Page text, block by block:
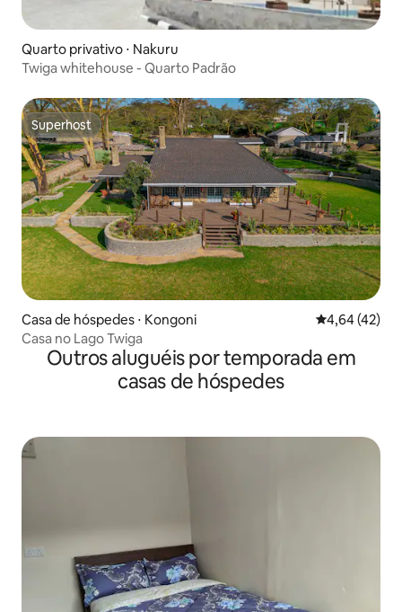
Quarto privativo ⋅ Nakuru
Twiga whitehouse - Quarto Padrão
Superhost
Superhost
Casa de hóspedes ⋅ Kongoni 4,64 de uma
4,64 (42)
Casa no Lago Twiga
Outros aluguéis por temporada em
casas de hóspedes